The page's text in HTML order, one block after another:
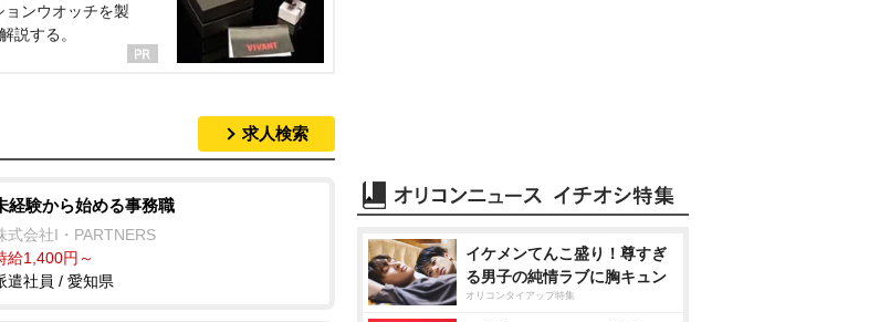
ンウオッチを製
説する。
求人検索
経験から始める事務職
式会社I・PARTNERS
給1,400円～
遣社員 / 愛知県
イケメンてんこ盛り！尊すぎ
る男子の純情ラブに胸キュン
オリコンタイアップ特集